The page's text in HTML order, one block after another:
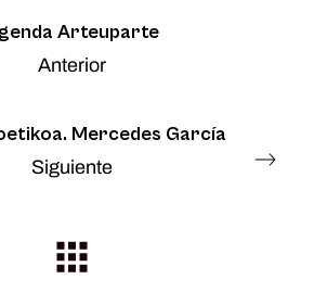
Arteuparte
Anterior
Mercedes García
Siguiente